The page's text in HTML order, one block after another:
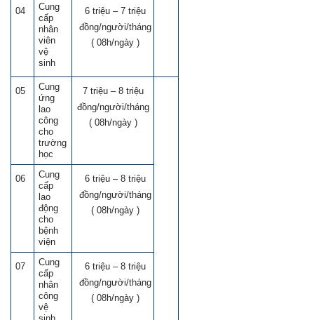
04
Cung
cấp
nhân
viên
vệ
sinh
6 triệu – 7 triệu
đồng/người/tháng
( 08h/ngày )
05
Cung
ứng
lao
công
cho
trường
học
7 triệu – 8 triệu
đồng/người/tháng
( 08h/ngày )
06
Cung
cấp
lao
động
cho
bệnh
viện
6 triệu – 8 triệu
đồng/người/tháng
( 08h/ngày )
07
Cung
cấp
nhân
công
vệ
6 triệu – 8 triệu
đồng/người/tháng
( 08h/ngày )